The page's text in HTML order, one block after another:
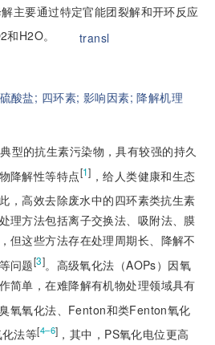
主要通过特定官能团裂解和开环反应
和H2O。
transl
酸盐; 四环素; 影响因素;降解机理
型的抗生素污染物，具有较强的持久
降解性等特点[1] ，给人类健康和生态
，高效去除废水中的四环素类抗生素
理方法包括离子交换法、吸附法、膜
但这些方法存在处理周期长、降解不
问题[3]。高级氧化法（AOPs）因氧
简单，在难降解有机物处理领域具有
氧氧化法、Fenton和类Fenton氧化
法等[4–6] ，其中，PS氧化电位更高